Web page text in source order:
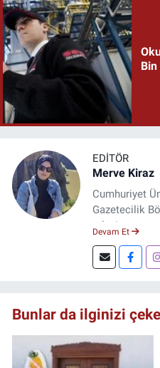
Bin
EDITÖR
Merve Kiraz
Cumhuriyet
Gazetecilik
televizyon ve
Şuan,
sitesinin Yazı
Devam Et
Bunlar da ilginizi